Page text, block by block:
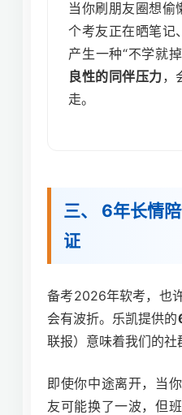
当你刷朋友圈想偷
个考友正在晒笔记
产生一种“不学就
良性的同伴压力，
走。
三、 6年长情
证
备考2026年软考，也
会有波折。乐凯提供的
联报）意味着我们的社
即使你中途离开，当
友可能换了一波，但